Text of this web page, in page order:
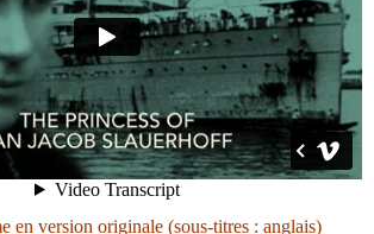
en version originale (sous-titres : anglais)